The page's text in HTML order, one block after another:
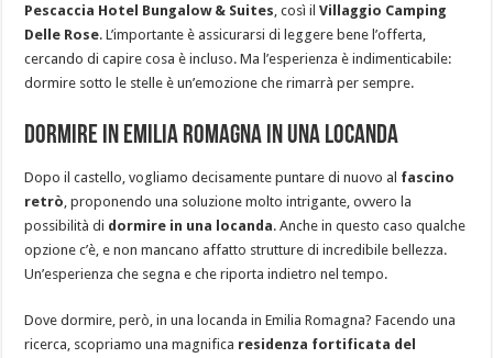
Pescaccia Hotel Bungalow & Suites , così ilVillaggio Camping
Delle Rose. L’importante è assicurarsi di leggere bene l’offerta,
cercando di capire cosa è incluso. Ma l’esperienza è indimenticabile:
dormire sotto le stelle è un’emozione che rimarrà per sempre.
Dormire in Emilia Romagna in una locanda
Dopo il castello, vogliamo decisamente puntare di nuovo al fascino
retrò , proponendo una soluzione molto intrigante, ovvero la
possibilità di dormire in una locanda. Anche in questo caso qualche
opzione c’è, e non mancano affatto strutture di incredibile bellezza.
Un’esperienza che segna e che riporta indietro nel tempo.
Dove dormire, però, in una locanda in Emilia Romagna? Facendo una
ricerca, scopriamo una magnifica residenza fortificata del